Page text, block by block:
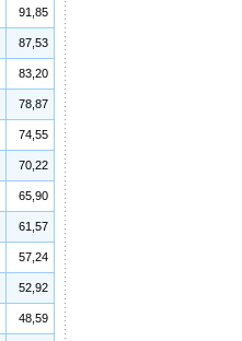
91,85
87,53
83,20
78,87
74,55
70,22
65,90
61,57
57,24
52,92
48,59